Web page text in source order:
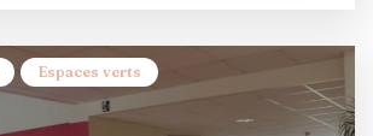
Espaces verts